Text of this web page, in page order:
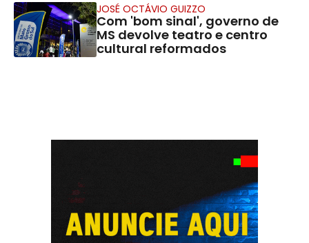
JOSÉ OCTÁVIO GUIZZO
Com 'bom sinal', governo de
MS devolve teatro e centro
cultural reformados